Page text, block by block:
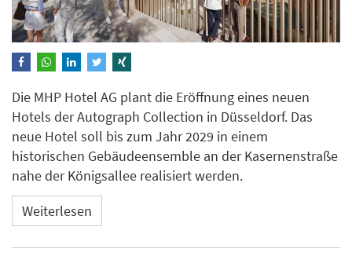
Die MHP Hotel AG plant die Eröffnung eines neuen
Hotels der Autograph Collection in Düsseldorf. Das
neue Hotel soll bis zum Jahr 2029 in einem
historischen Gebäudeensemble an der Kasernenstraße
nahe der Königsallee realisiert werden.
Weiterlesen